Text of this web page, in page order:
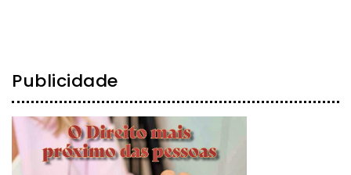
Publicidade